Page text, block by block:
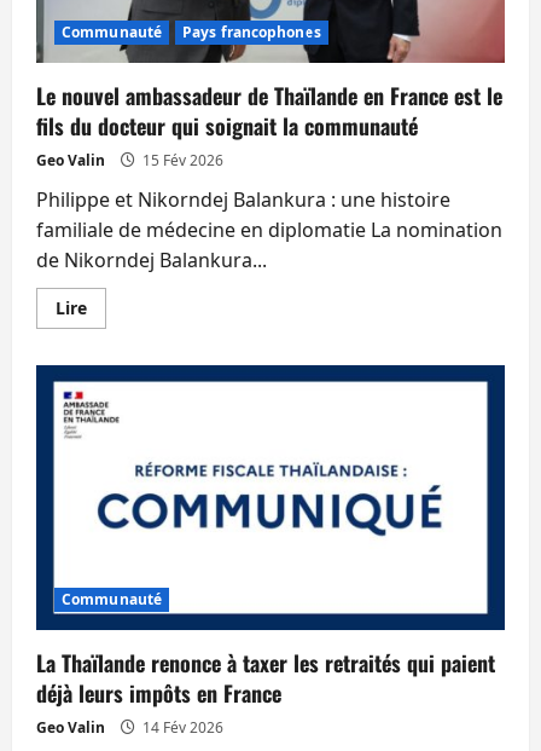
Communauté Pays francophones
Le nouvel ambassadeur de Thaïlande en France est le
fils du docteur qui soignait la communauté
Geo Valin 15 Fév 2026
Philippe et Nikorndej Balankura : une histoire
familiale de médecine en diplomatie La nomination
de Nikorndej Balankura...
LireEn
savoir
ambassadeur
de
France
est
le
fils
soignait
la
communauté
Communauté
La Thaïlande renonce à taxer les retraités qui paient
déjà leurs impôts en France
Geo Valin 14 Fév 2026